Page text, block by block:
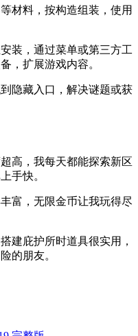
材料，按构造组装，使用
装，通过菜单或第三方工
，扩展游戏内容。
隐藏入口，解决谜题或获
高，我每天都能探索新区
手快。
富，无限金币让我玩得尽
建庇护所时道具很实用，
的朋友。